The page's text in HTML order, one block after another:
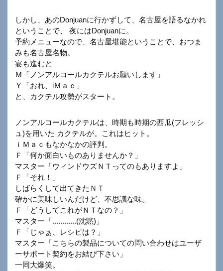
しかし、あのDonjuanに行かずして、名古屋を語るなかれ
ということで、 夜にはDonjuanに。
予約メニューなので、名古屋堪能ということで、おつま
みも名古屋名物。
宴も進むと
Ｍ「ノンアルコールカクテルお願いします」
Ｙ「おれ、iＭａｃ」
と、カクテル攻勢がスタート。
ノンアルコールカクテルは、時期も時期の西瓜(フレッシ
ュ)を用いた カクテルが。これはヒット。
ｉＭａｃもなかなかの評判。
Ｆ「何か面白いものありませんか？」
マスター「ウィンドウズＮＴってのもありますよ」
Ｆ「それ！」
しばらくして出てきたＮＴ
確かに美味しいんだけど、不思議な味。
Ｆ「どうしてこれがＮＴなの？」
マスター「............(沈黙)」
Ｆ「じゃぁ、レシピは？」
マスター「こちらの製品についての問い合わせはユーザ
ーサポート契約をお結び下さい」
一同大爆笑。